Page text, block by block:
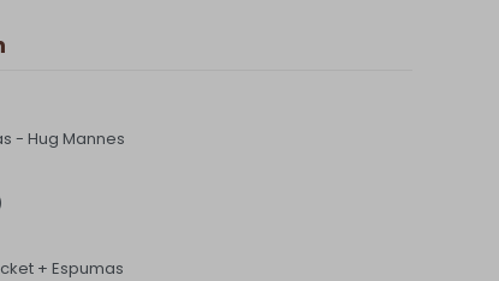
- Hug Mannes
+ Espumas